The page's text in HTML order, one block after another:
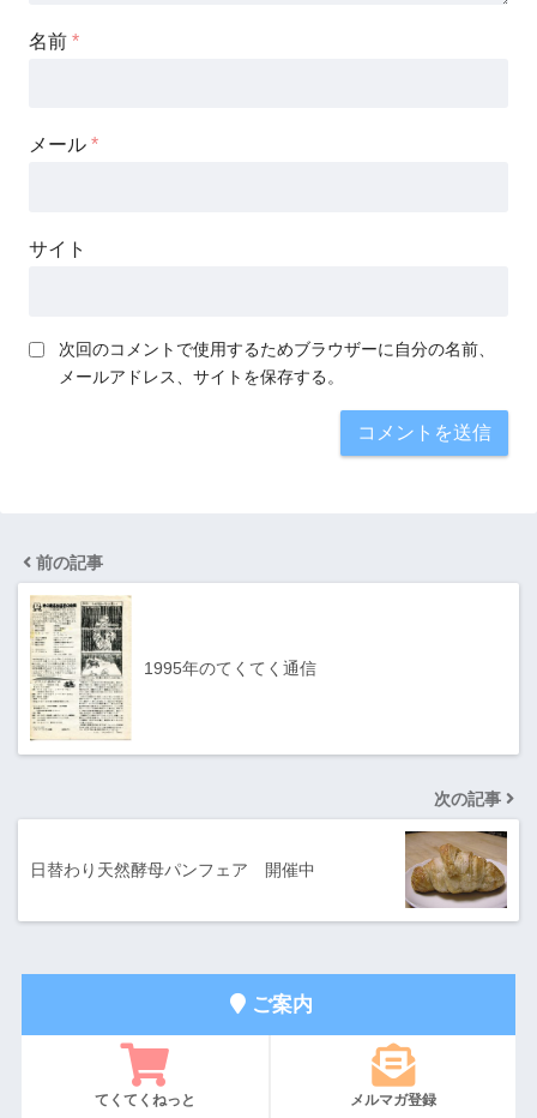
名前 *
メール *
サイト
次回のコメントで使用するためブラウザーに自分の名前、
メールアドレス、サイトを保存する。
前の記事
1995年のてくてく通信
次の記事
日替わり天然酵母パンフェア 開催中
ご案内
てくてくねっと メルマガ登録